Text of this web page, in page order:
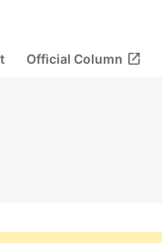
Official Column open_in_new